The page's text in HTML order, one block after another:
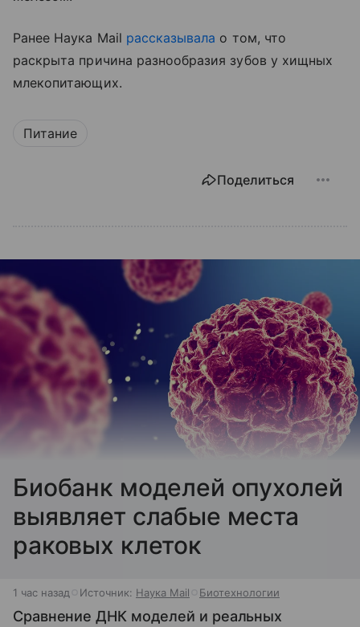
Ранее Наука Mail рассказывала о том, что
раскрыта причина разнообразия зубов у хищных
млекопитающих.
Питание
Поделиться
Биобанк моделей опухолей
выявляет слабые места
раковых клеток
1 час назад Источник: Наука Mail Биотехнологии
Сравнение ДНК моделей и реальных